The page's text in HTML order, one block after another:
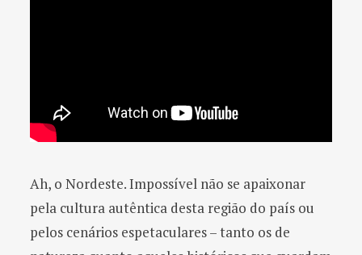
Ah, o Nordeste. Impossível não se apaixonar
pela cultura autêntica desta região do país ou
pelos cenários espetaculares – tanto os de